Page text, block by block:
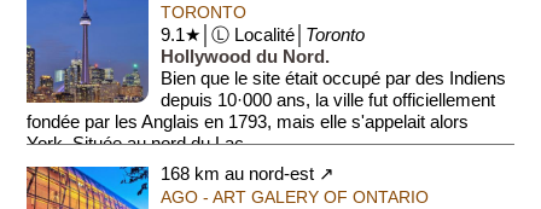
TORONTO
9.1★│Ⓛ Localité│ Toronto
Hollywood du Nord.
Bien que le site était occupé par des Indiens
depuis 10·000 ans, la ville fut officiellement
fondée par les Anglais en 1793, mais elle s'appelait alors
York. Située au nord du Lac...
168 km au nord-est ↗
AGO - ART GALERY OF ONTARIO